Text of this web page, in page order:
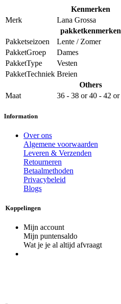
Kenmerken
Merk
Lana Grossa
pakketkenmerken
Pakketseizoen
Lente / Zomer
PakketGroep
Dames
PakketType
Vesten
PakketTechniek Breien
Others
Maat
36 - 38 or40 - 42 or
Information
Over ons
Algemene voorwaarden
Leveren & Verzenden
Retourneren
Betaalmethoden
Privacybeleid
Blogs
Koppelingen
Mijn account
Mijn puntensaldo
Wat je je al altijd afvraagt